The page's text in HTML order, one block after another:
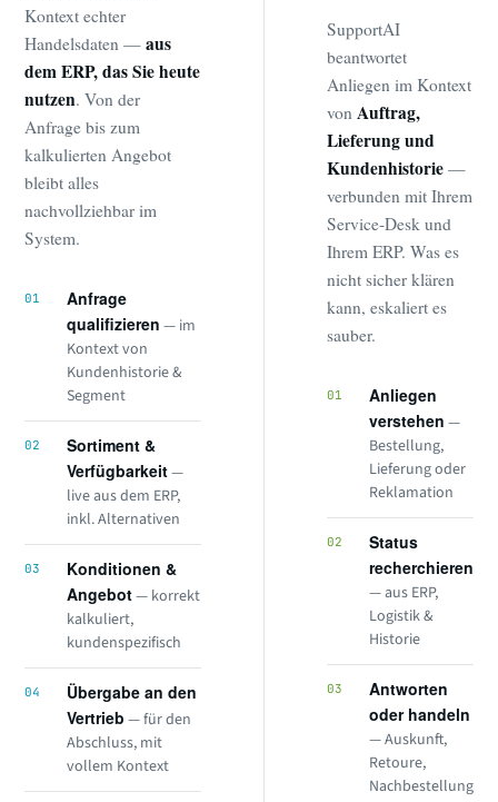
Kontext echter
Handelsdaten —aus
dem ERP, das Sie heute
nutzen. Von der
Anfrage bis zum
kalkulierten Angebot
bleibt alles
nachvollziehbar im
System.
01
Anfrage
qualifizieren — im
Kontext von
Kundenhistorie &
Segment
02
Sortiment &
Verfügbarkeit—
live aus dem ERP,
inkl. Alternativen
03
Konditionen &
Angebot— korrekt
kalkuliert,
kundenspezifisch
04
Übergabe an den
Vertrieb — für den
Abschluss, mit
vollem Kontext
SupportAI
beantwortet
Anliegen im Kontext
von Auftrag,
Lieferung und
Kundenhistorie—
verbunden mit Ihrem
Service-Desk und
Ihrem ERP. Was es
nicht sicher klären
kann, eskaliert es
sauber.
01
Anliegen
verstehen —
Bestellung,
Lieferung oder
Reklamation
02
Status
recherchieren
— aus ERP,
Logistik &
Historie
03
Antworten
oder handeln
— Auskunft,
Retoure,
Nachbestellung